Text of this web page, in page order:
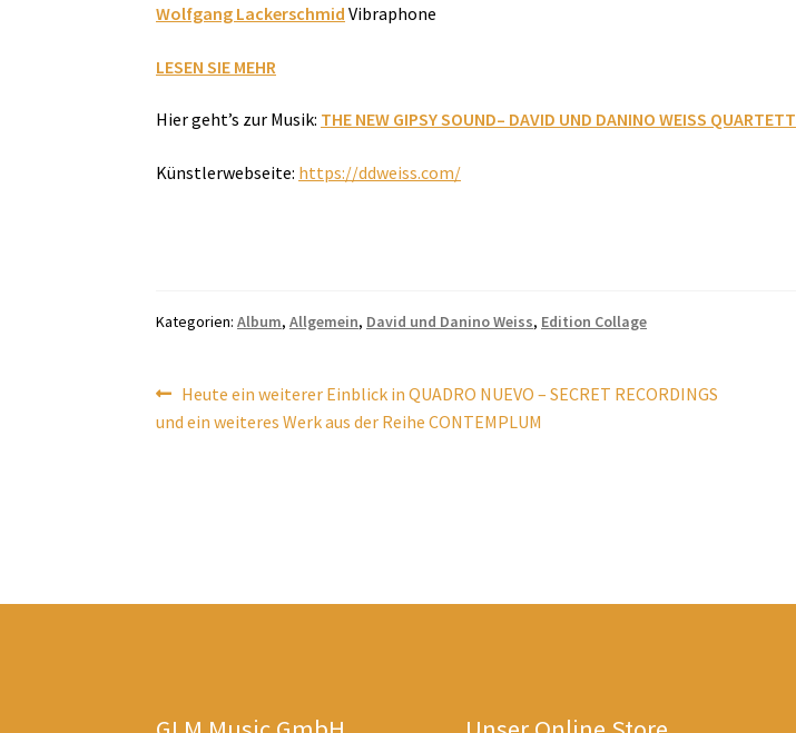
Wolfgang Lackerschmid Vibraphone
LESEN SIE MEHR
Hier geht’s zur Musik: THE NEW GIPSY SOUND– DAVID UND DANINO WEISS QUARTETT
Künstlerwebseite: https://ddweiss.com/
Kategorien:Album,Allgemein, David und Danino Weiss, Edition Collage
Beitragsnavigation
Vorheriger
Beitrag:
Heute ein weiterer Einblick in QUADRO NUEVO – SECRET RECORDINGS
und ein weiteres Werk aus der Reihe CONTEMPLUM